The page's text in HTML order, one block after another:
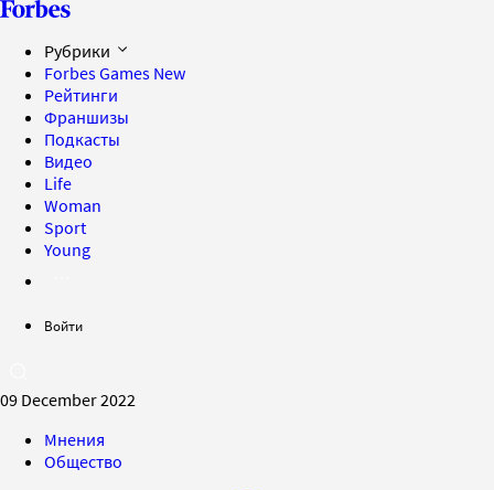
Рубрики
Forbes Games New
Рейтинги
Франшизы
Подкасты
Видео
Life
Woman
Sport
Young
Войти
09 December 2022
Мнения
Общество